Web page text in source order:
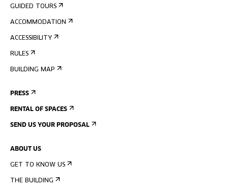
GUIDED TOURS
ACCOMMODATION
ACCESSIBILITY
RULES
BUILDING MAP
PRESS
RENTAL OF SPACES
SEND US YOUR PROPOSAL
ABOUT US
GET TO KNOW US
THE BUILDING